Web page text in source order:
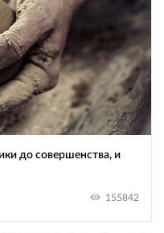
до совершенства, и
155842